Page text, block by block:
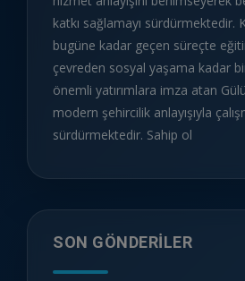
katkı sağlamayı sürdürmektedir.
bugüne kadar geçen süreçte
çevreden sosyal yaşama kadar
önemli yatırımlara imza atan
modern şehircilik anlayışıyla
sürdürmektedir. Sahip ol
SON GÖNDERILER